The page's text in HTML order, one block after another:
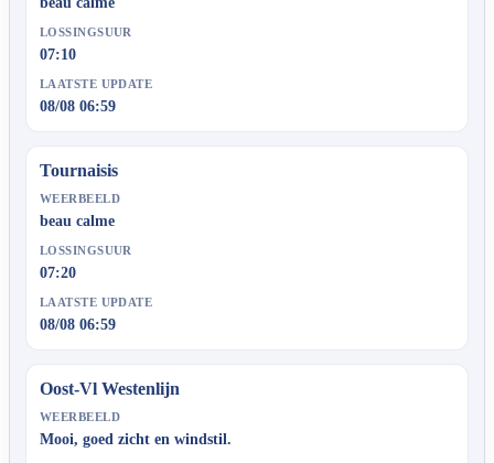
LOSSINGSUUR
07:10
LAATSTE UPDATE
08/08 06:59
Tournaisis
WEERBEELD
beau calme
LOSSINGSUUR
07:20
LAATSTE UPDATE
08/08 06:59
Oost-Vl Westenlijn
WEERBEELD
Mooi, goed zicht en windstil.